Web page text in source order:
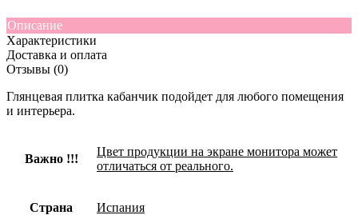
Описание
Характеристики
Доставка и оплата
Отзывы (0)
Глянцевая плитка кабанчик подойдет для любого помещения
и интерьера.
Важно !!!
Цвет продукции на экране монитора может
отличаться от реального.
Страна Испания